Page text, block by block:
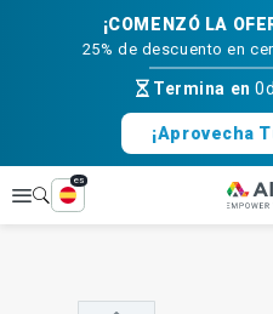
¡COMENZÓ LA
25% de descuento en
Termina en0d
¡Aprovecha
Explorar
es